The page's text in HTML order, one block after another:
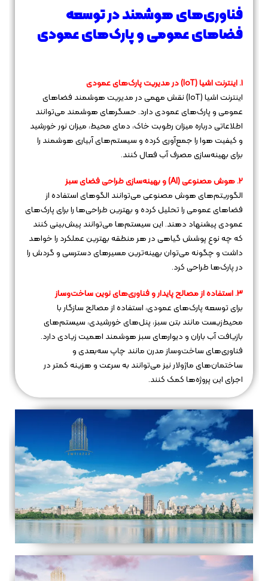
فناوری‌های هوشمند در توسعه
فضاهای عمومی و پارک‌های عمودی
1. اینترنت اشیا (IoT) در مدیریت پارک‌های عمودی
اینترنت اشیا (IoT) نقش مهمی در مدیریت هوشمند فضاهای
عمومی و پارک‌های عمودی دارد. حسگرهای هوشمند می‌توانند
اطلاعاتی درباره میزان رطوبت خاک، دمای محیط، میزان نور خورشید
و کیفیت هوا را جمع‌آوری کرده و سیستم‌های آبیاری هوشمند را
برای بهینه‌سازی مصرف آب فعال کنند.
2. هوش مصنوعی (AI) و بهینه‌سازی طراحی فضای سبز
الگوریتم‌های هوش مصنوعی می‌توانند الگوهای استفاده از
فضاهای عمومی را تحلیل کرده و بهترین طراحی‌ها را برای پارک‌های
عمودی پیشنهاد دهند. این سیستم‌ها می‌توانند پیش‌بینی کنند
که چه نوع پوشش گیاهی در هر منطقه بهترین عملکرد را خواهد
داشت و چگونه می‌توان بهینه‌ترین مسیرهای دسترسی و گردش را
در پارک‌ها طراحی کرد.
3. استفاده از مصالح پایدار و فناوری‌های نوین ساخت‌وساز
برای توسعه پارک‌های عمودی، استفاده از مصالح سازگار با
محیط‌زیست مانند بتن سبز، پنل‌های خورشیدی، سیستم‌های
بازیافت آب باران و دیوارهای سبز هوشمند اهمیت زیادی دارد.
فناوری‌های ساخت‌وساز مدرن مانند چاپ سه‌بعدی و
ساختمان‌های ماژولار نیز می‌توانند به سرعت و هزینه کمتر در
اجرای این پروژه‌ها کمک کنند.